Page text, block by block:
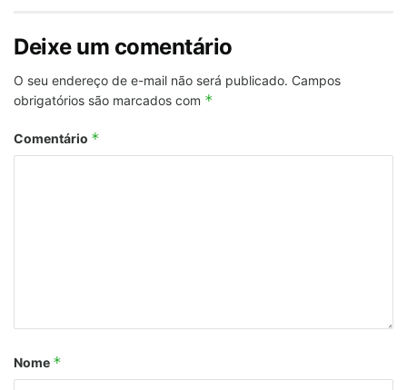
Deixe um comentário
O seu endereço de e-mail não será publicado. Campos
obrigatórios são marcados com *
Comentário *
Nome *